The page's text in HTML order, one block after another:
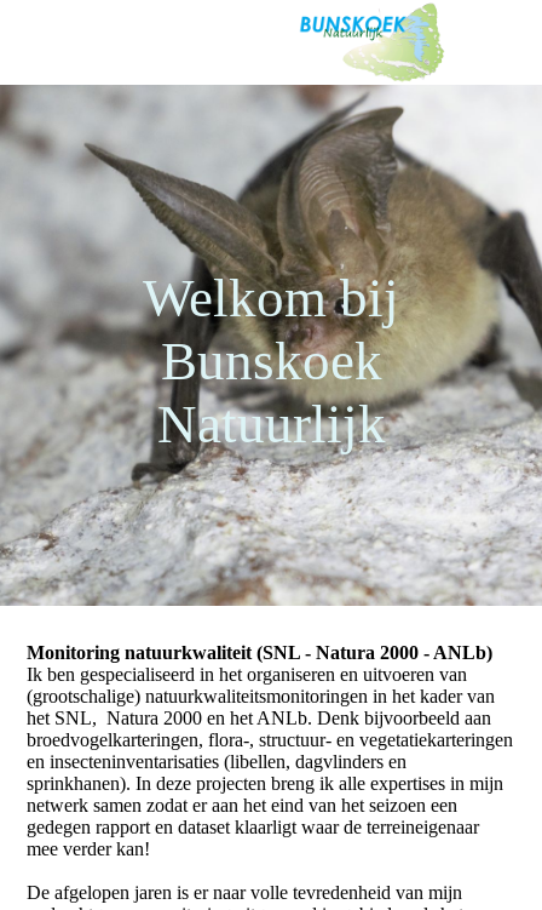
Welkom bij
Bunskoek
Natuurlijk
Monitoring natuurkwaliteit (SNL - Natura 2000 - ANLb)
Ik ben gespecialiseerd in het organiseren en uitvoeren van
(grootschalige) natuurkwaliteitsmonitoringen in het kader van
het SNL, Natura 2000 en het ANLb. Denk bijvoorbeeld aan
broedvogelkarteringen, flora-, structuur- en vegetatiekarteringen
en insecteninventarisaties (libellen, dagvlinders en
sprinkhanen). In deze projecten breng ik alle expertises in mijn
netwerk samen zodat er aan het eind van het seizoen een
gedegen rapport en dataset klaarligt waar de terreineigenaar
mee verder kan!
De afgelopen jaren is er naar volle tevredenheid van mijn